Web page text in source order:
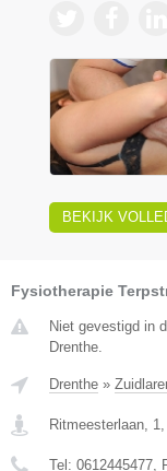
BEKIJK
Fysiotherapie
Niet gevestigd in
Drenthe.
Drenthe »
Ritmeesterlaan, 1
Tel: 0612445477 ,